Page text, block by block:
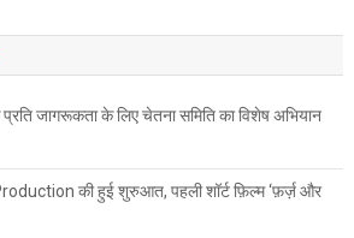
प्रति जागरूकता के लिए चेतना समिति का विशेष अभियान
की हुई शुरुआत, पहली शॉर्ट फ़िल्म ‘फ़र्ज़ और